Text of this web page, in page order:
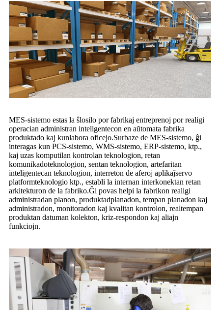
MES-sistemo estas la ŝlosilo por fabrikaj entreprenoj por realigi
operacian administran inteligentecon en aŭtomata fabrika
produktado kaj kunlabora oficejo.Surbaze de MES-sistemo, ĝi
interagas kun PCS-sistemo, WMS-sistemo, ERP-sistemo, ktp.,
kaj uzas komputilan kontrolan teknologion, retan
komunikadoteknologion, sentan teknologion, artefaritan
inteligentecan teknologion, interreton de aferoj aplikaĵservo
platformteknologio ktp., establi la internan interkonektan retan
arkitekturon de la fabriko.Ĝi povas helpi la fabrikon realigi
administradan planon, produktadplanadon, tempan planadon kaj
administradon, monitoradon kaj kvalitan kontrolon, realtempan
produktan datuman kolekton, kriz-respondon kaj aliajn
funkciojn.